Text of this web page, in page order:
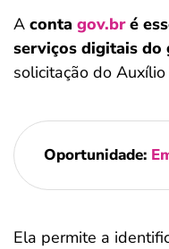
A conta gov.bré
serviços digitais do
solicitação do Auxílio
Oportunidade:
Ela permite a